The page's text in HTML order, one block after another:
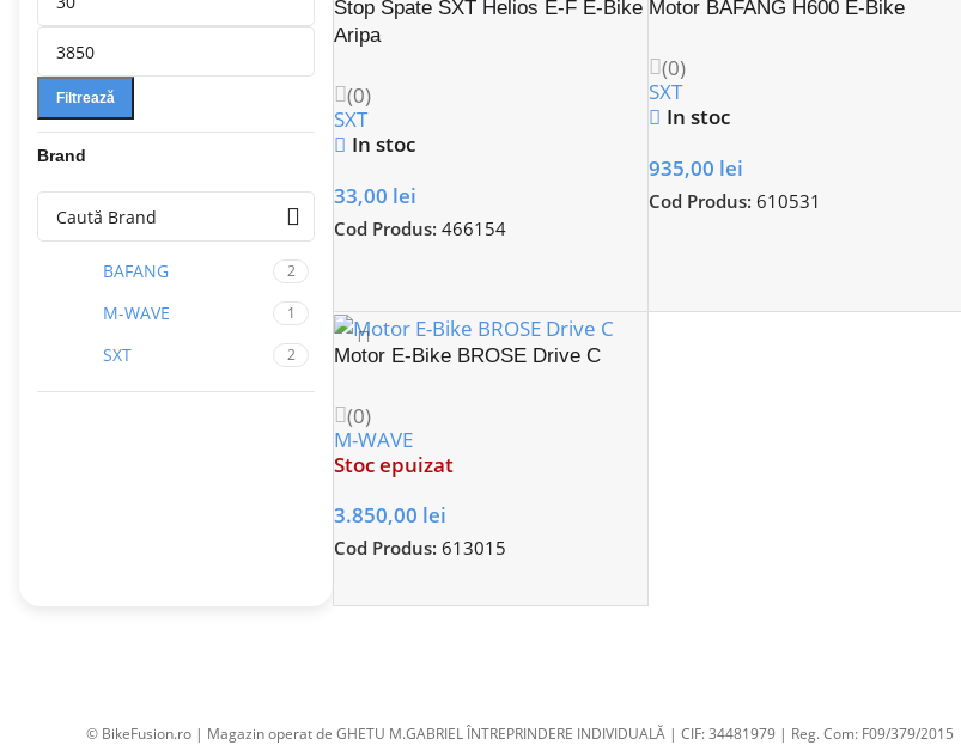
Filtrează
Brand
BAFANG 2
M-WAVE 1
SXT 2
Stop Spate SXT Helios E-F E-Bike
Aripa
(0)
SXT
In stoc
33,00 lei
Cod Produs:466154
Motor BAFANG H600 E-Bike
(0)
SXT
In stoc
935,00 lei
Cod Produs: 610531
Motor E-Bike BROSE Drive C
(0)
M-WAVE
Stoc epuizat
3.850,00 lei
Cod Produs:613015
© BikeFusion.ro | Magazin operat de GHETU M.GABRIEL ÎNTREPRINDERE INDIVIDUALĂ | CIF: 34481979 | Reg. Com: F09/379/2015